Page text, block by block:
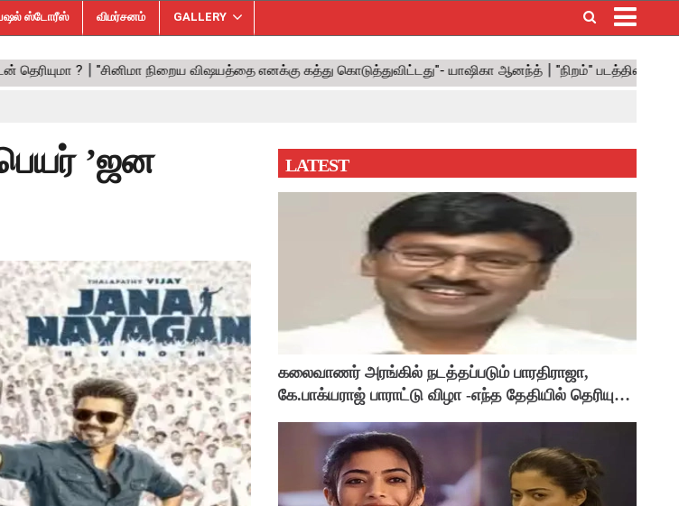
ஸ்டோரீஸ் விமர்சனம் GALLERY
’ஜன
LATEST
கலைவாணர் அரங்கில் நடத்தப்படும் பாரதிராஜா,
கே.பாக்யராஜ் பாராட்டு விழா -எந்த தேதியில் தெரியுமா